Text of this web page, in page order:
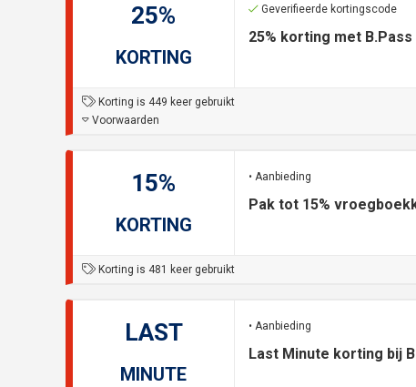
25%
KORTING
Geverifieerde kortingscode
25% korting met
Korting is 449 keer gebruikt
Voorwaarden
15%
KORTING
• Aanbieding
Pak tot 15%
Korting is 481 keer gebruikt
LAST
MINUTE
• Aanbieding
Last Minute korting bij